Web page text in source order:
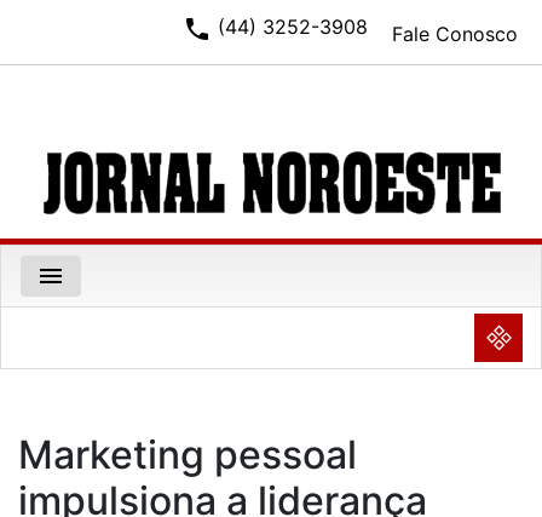
Fale Conosco
phone (44) 3252-3908
menu
NULL
Marketing pessoal
impulsiona a liderança